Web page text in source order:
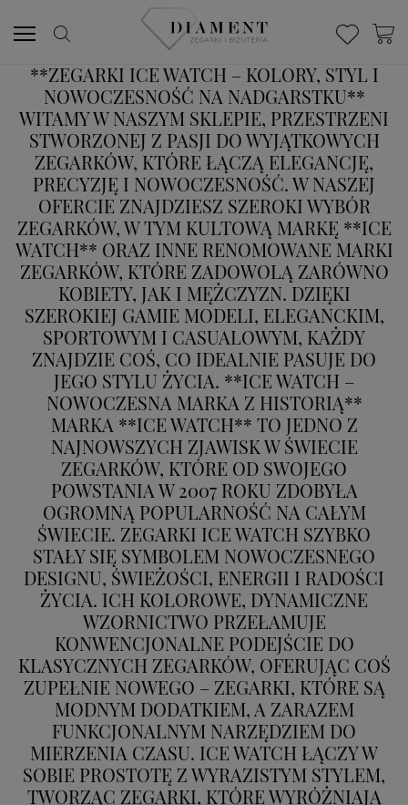
**ZEGARKI ICE WATCH – KOLORY, STYL I
NOWOCZESNOŚĆ NA NADGARSTKU**
WITAMY W NASZYM SKLEPIE, PRZESTRZENI
STWORZONEJ Z PASJI DO WYJĄTKOWYCH
ZEGARKÓW, KTÓRE ŁĄCZĄ ELEGANCJĘ,
PRECYZJĘ I NOWOCZESNOŚĆ. W NASZEJ
OFERCIE ZNAJDZIESZ SZEROKI WYBÓR
ZEGARKÓW, W TYM KULTOWĄ MARKĘ **ICE
WATCH** ORAZ INNE RENOMOWANE MARKI
ZEGARKÓW, KTÓRE ZADOWOLĄ ZARÓWNO
KOBIETY, JAK I MĘŻCZYZN. DZIĘKI
SZEROKIEJ GAMIE MODELI, ELEGANCKIM,
SPORTOWYM I CASUALOWYM, KAŻDY
ZNAJDZIE COŚ, CO IDEALNIE PASUJE DO
JEGO STYLU ŻYCIA. **ICE WATCH –
NOWOCZESNA MARKA Z HISTORIĄ**
MARKA **ICE WATCH** TO JEDNO Z
NAJNOWSZYCH ZJAWISK W ŚWIECIE
ZEGARKÓW, KTÓRE OD SWOJEGO
POWSTANIA W 2007 ROKU ZDOBYŁA
OGROMNĄ POPULARNOŚĆ NA CAŁYM
ŚWIECIE. ZEGARKI ICE WATCH SZYBKO
STAŁY SIĘ SYMBOLEM NOWOCZESNEGO
DESIGNU, ŚWIEŻOŚCI, ENERGII I RADOŚCI
ŻYCIA. ICH KOLOROWE, DYNAMICZNE
WZORNICTWO PRZEŁAMUJE
KONWENCJONALNE PODEJŚCIE DO
KLASYCZNYCH ZEGARKÓW, OFERUJĄC COŚ
ZUPEŁNIE NOWEGO – ZEGARKI, KTÓRE SĄ
MODNYM DODATKIEM, A ZARAZEM
FUNKCJONALNYM NARZĘDZIEM DO
MIERZENIA CZASU. ICE WATCH ŁĄCZY W
SOBIE PROSTOTĘ Z WYRAZISTYM STYLEM,
TWORZĄC ZEGARKI, KTÓRE WYRÓŻNIAJĄ